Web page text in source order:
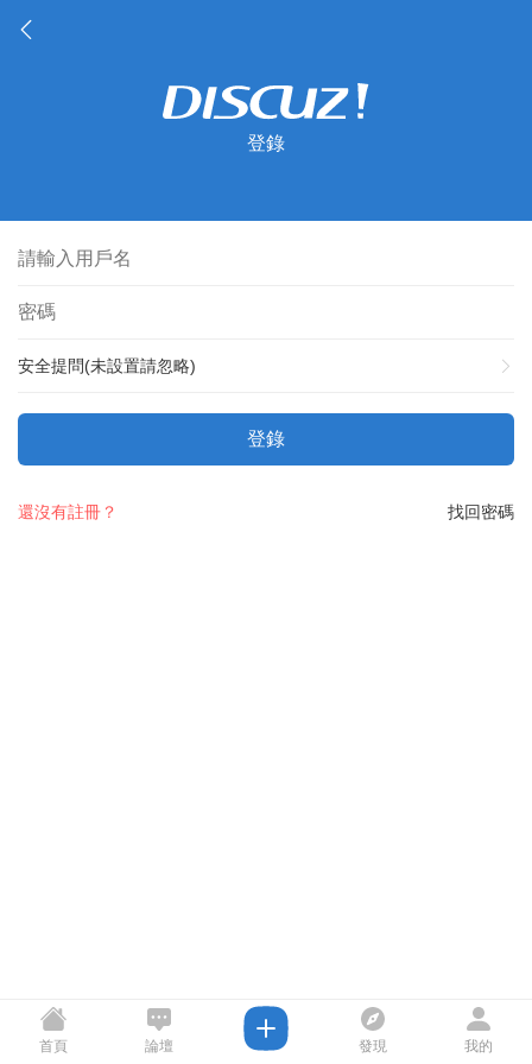
登錄
安全提問(未設置請忽略)
登錄
找回密碼
還沒有註冊？
首頁 論壇 發現 我的